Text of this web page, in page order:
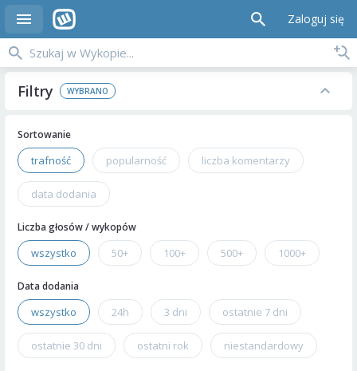
Zaloguj się
Filtry
Sortowanie
trafność popularność liczba komentarzy
data dodania
Liczba głosów / wykopów
wszystko 50+ 100+ 500+ 1000+
Data dodania
wszystko 24h 3 dni ostatnie 7 dni
ostatnie 30 dni ostatni rok niestandardowy